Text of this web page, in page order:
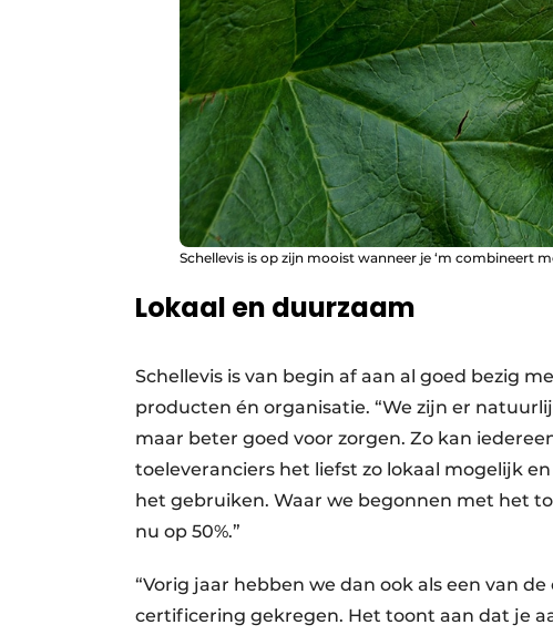
Schellevis is op zijn mooist wanneer je ‘m combineert
Lokaal en duurzaam
Schellevis is van begin af aan al goed bezig
producten én organisatie. “We zijn er
maar beter goed voor zorgen. Zo kan
toeleveranciers het liefst zo lokaal mogelijk
het gebruiken. Waar we begonnen met het
nu op 50%.”
“Vorig jaar hebben we dan ook als een van
certificering gekregen. Het toont aan dat je